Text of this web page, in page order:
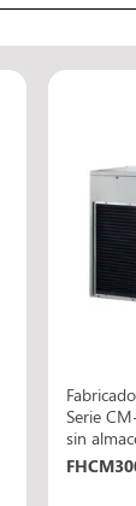
Serie
sin